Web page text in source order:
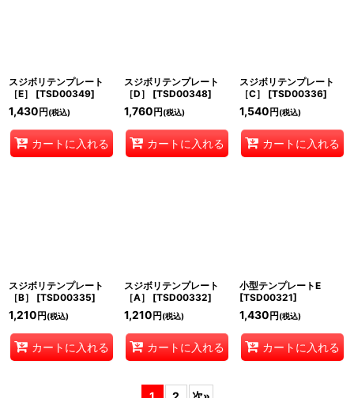
スジボリテンプレート
［E］
[TSD00349]
1,430 円 (税込)
カートに入れる
スジボリテンプレート
［D］
[TSD00348]
1,760 円 (税込)
カートに入れる
スジボリテンプレート
［C］
[TSD00336]
1,540 円 (税込)
カートに入れる
スジボリテンプレート
［B］
[TSD00335]
1,210 円 (税込)
カートに入れる
スジボリテンプレート
［A］
[TSD00332]
1,210 円 (税込)
カートに入れる
小型テンプレートE
[TSD00321]
1,430 円 (税込)
カートに入れる